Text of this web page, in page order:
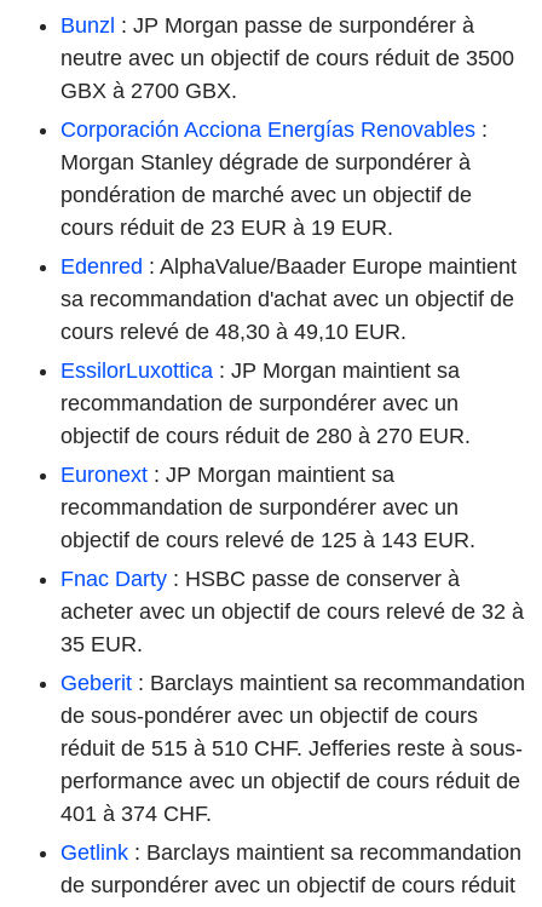
Bunzl : JP Morgan passe de surpondérer à
neutre avec un objectif de cours réduit de 3500
GBX à 2700 GBX.
Corporación Acciona Energías Renovables :
Morgan Stanley dégrade de surpondérer à
pondération de marché avec un objectif de
cours réduit de 23 EUR à 19 EUR.
Edenred : AlphaValue/Baader Europe maintient
sa recommandation d'achat avec un objectif de
cours relevé de 48,30 à 49,10 EUR.
EssilorLuxottica : JP Morgan maintient sa
recommandation de surpondérer avec un
objectif de cours réduit de 280 à 270 EUR.
Euronext : JP Morgan maintient sa
recommandation de surpondérer avec un
objectif de cours relevé de 125 à 143 EUR.
Fnac Darty : HSBC passe de conserver à
acheter avec un objectif de cours relevé de 32 à
35 EUR.
Geberit : Barclays maintient sa recommandation
de sous-pondérer avec un objectif de cours
réduit de 515 à 510 CHF. Jefferies reste à sous-
performance avec un objectif de cours réduit de
401 à 374 CHF.
Getlink : Barclays maintient sa recommandation
de surpondérer avec un objectif de cours réduit